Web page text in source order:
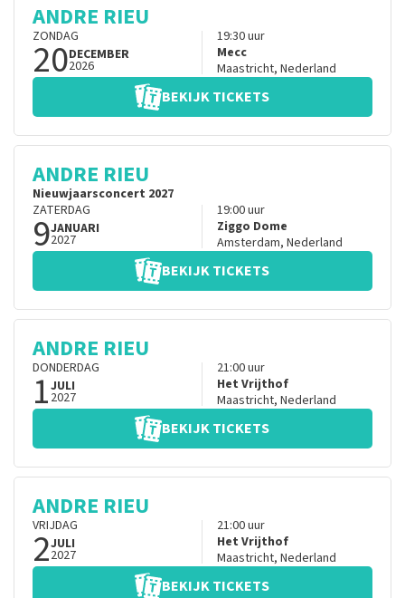
ANDRE RIEU
ZONDAG
20DECEMBER
2026
19:30uur
Mecc
Maastricht, Nederland
BEKIJK TICKETS
ANDRE RIEU
Nieuwjaarsconcert 2027
ZATERDAG
9JANUARI
2027
19:00uur
Ziggo Dome
Amsterdam, Nederland
BEKIJK TICKETS
ANDRE RIEU
DONDERDAG
1JULI
2027
21:00uur
Het Vrijthof
Maastricht, Nederland
BEKIJK TICKETS
ANDRE RIEU
VRIJDAG
2JULI
2027
21:00uur
Het Vrijthof
Maastricht, Nederland
BEKIJK TICKETS